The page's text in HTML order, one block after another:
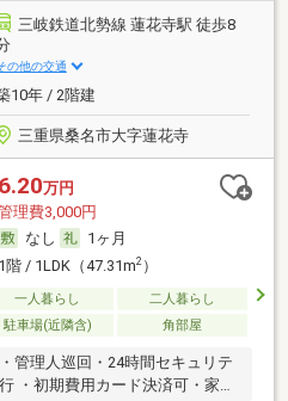
三岐鉄道北勢線 蓮花寺駅 徒歩8
の他の交通
10年 / 2階建
三重県桑名市大字蓮花寺
6.20万円
理費3,000円
なし
1ヶ月
1階 / 1LDK（47.31m2）
一人暮らし
二人暮らし
駐車場(近隣含) 角部屋
管理人巡回・24時間セキュリテ
・初期費用カード決済可・家賃